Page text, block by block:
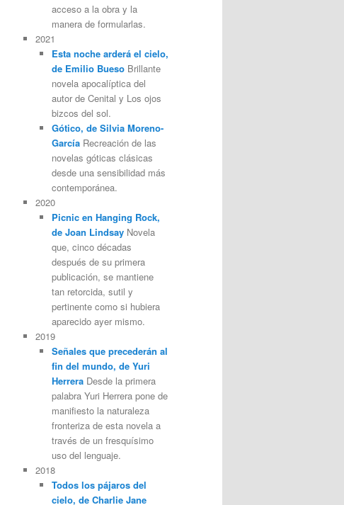
acceso a la obra y la
manera de formularlas.
2021
Esta noche arderá el cielo,
de Emilio BuesoBrillante
novela apocalíptica del
autor de Cenital y Los ojos
bizcos del sol.
Gótico, de Silvia Moreno-
GarcíaRecreación de las
novelas góticas clásicas
desde una sensibilidad más
contemporánea.
2020
Picnic en Hanging Rock,
de Joan LindsayNovela
que, cinco décadas
después de su primera
publicación, se mantiene
tan retorcida, sutil y
pertinente como si hubiera
aparecido ayer mismo.
2019
Señales que precederán al
fin del mundo, de Yuri
HerreraDesde la primera
palabra Yuri Herrera pone de
manifiesto la naturaleza
fronteriza de esta novela a
través de un fresquísimo
uso del lenguaje.
2018
Todos los pájaros del
cielo, de Charlie Jane